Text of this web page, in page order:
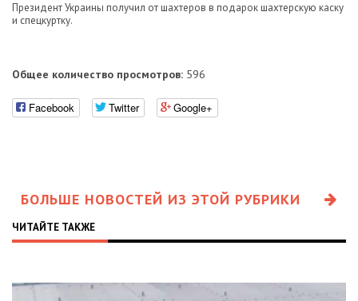
Президент Украины получил от шахтеров в подарок шахтерскую каску
и спецкуртку.
Общее количество просмотров: 596
Facebook Twitter Google+
БОЛЬШЕ НОВОСТЕЙ ИЗ ЭТОЙ РУБРИКИ
ЧИТАЙТЕ ТАКЖЕ